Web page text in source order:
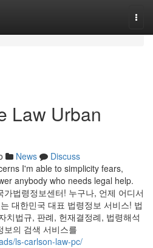
Law Urban
News
Discuss
I'm able to simplicity fears,
anybody who needs legal help.
법령정보센터! 누구나, 언제 어디서
대한민국 대표 법령정보 서비스! 법
치법규, 판례, 헌재결정례, 법령해석
보의 검색 서비스를
ls-carlson-law-pc/